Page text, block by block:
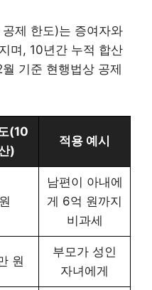
제 한도)는 증여자와
며, 10년간 누적 합산
기준 현행법상 공제
(10
)
적용 예시
남편이 아내에
게 6억 원까지
비과세
원
부모가 성인
자녀에게